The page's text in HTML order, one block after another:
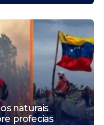
naturais
profecias